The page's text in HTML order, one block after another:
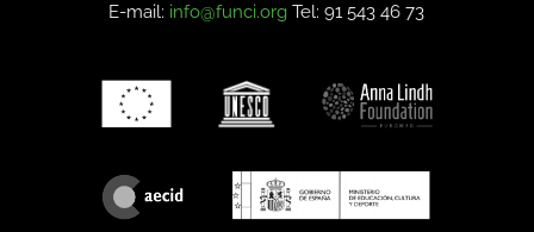
E-mail: info@funci.org Tel: 91 543 46 73